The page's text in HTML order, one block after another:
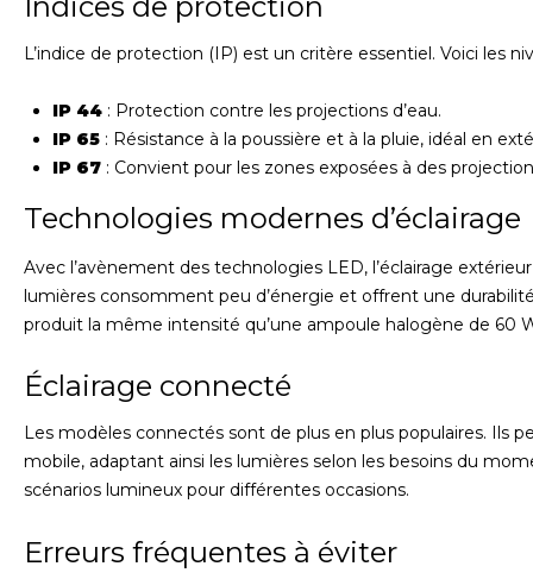
L’indice de protection (IP) est un critère essentiel. Voici les
IP 44 : Protection contre les projections d’eau.
IP 65 : Résistance à la poussière et à la pluie, idéal en
IP 67 : Convient pour les zones exposées à des
Technologies modernes d’éclairage
Avec l’avènement des technologies LED, l’éclairage
lumières consomment peu d’énergie et offrent une
produit la même intensité qu’une ampoule halogène de 60
Éclairage connecté
Les modèles connectés sont de plus en plus populaires. Ils
mobile, adaptant ainsi les lumières selon les besoins du
scénarios lumineux pour différentes occasions.
Erreurs fréquentes à éviter